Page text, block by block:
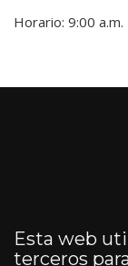
Horario: 9:00 a.m.
Esta web
terceros